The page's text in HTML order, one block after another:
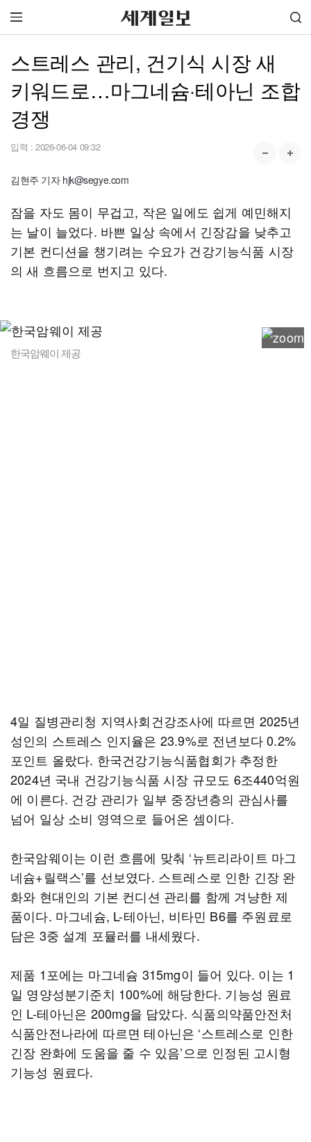
스트레스 관리, 건기식 시장 새
키워드로…마그네슘·테아닌 조합
경쟁
입력 : 2026-06-04 09:32
김현주 기자 hjk@segye.com
잠을 자도 몸이 무겁고, 작은 일에도 쉽게 예민해지
는 날이 늘었다. 바쁜 일상 속에서 긴장감을 낮추고
기본 컨디션을 챙기려는 수요가 건강기능식품 시장
의 새 흐름으로 번지고 있다.
한국암웨이 제공
4일 질병관리청 지역사회건강조사에 따르면 2025년
성인의 스트레스 인지율은 23.9%로 전년보다 0.2%
포인트 올랐다. 한국건강기능식품협회가 추정한
2024년 국내 건강기능식품 시장 규모도 6조440억원
에 이른다. 건강 관리가 일부 중장년층의 관심사를
넘어 일상 소비 영역으로 들어온 셈이다.
한국암웨이는 이런 흐름에 맞춰 ‘뉴트리라이트 마그
네슘+릴랙스’를 선보였다. 스트레스로 인한 긴장 완
화와 현대인의 기본 컨디션 관리를 함께 겨냥한 제
품이다. 마그네슘, L-테아닌, 비타민 B6를 주원료로
담은 3중 설계 포뮬러를 내세웠다.
제품 1포에는 마그네슘 315mg이 들어 있다. 이는 1
일 영양성분기준치 100%에 해당한다. 기능성 원료
인 L-테아닌은 200mg을 담았다. 식품의약품안전처
식품안전나라에 따르면 테아닌은 ‘스트레스로 인한
긴장 완화에 도움을 줄 수 있음’으로 인정된 고시형
기능성 원료다.